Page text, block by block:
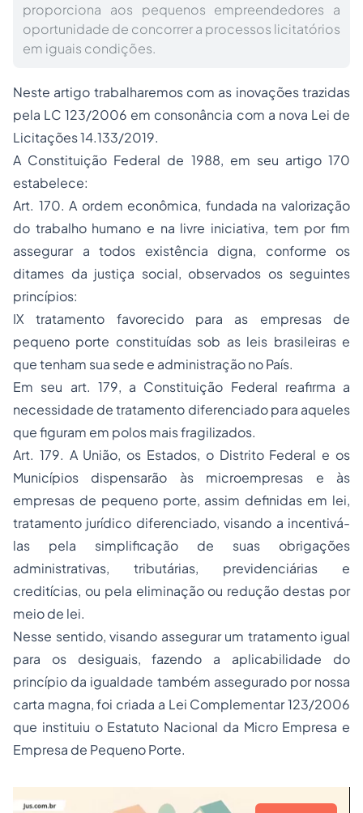
proporciona aos pequenos empreendedores a
oportunidade de concorrer a processos licitatórios
em iguais condições.
Neste artigo trabalharemos com as inovações trazidas
pela LC 123/2006 em consonância com a nova Lei de
Licitações 14.133/2019.
A Constituição Federal de 1988, em seu artigo 170
estabelece:
Art. 170. A ordem econômica, fundada na valorização
do trabalho humano e na livre iniciativa, tem por fim
assegurar a todos existência digna, conforme os
ditames da justiça social, observados os seguintes
princípios:
IX tratamento favorecido para as empresas de
pequeno porte constituídas sob as leis brasileiras e
que tenham sua sede e administração no País.
Em seu art. 179, a Constituição Federal reafirma a
necessidade de tratamento diferenciado para aqueles
que figuram em polos mais fragilizados.
Art. 179. A União, os Estados, o Distrito Federal e os
Municípios dispensarão às microempresas e às
empresas de pequeno porte, assim definidas em lei,
tratamento jurídico diferenciado, visando a incentivá-
las pela simplificação de suas obrigações
administrativas, tributárias, previdenciárias e
creditícias, ou pela eliminação ou redução destas por
meio de lei.
Nesse sentido, visando assegurar um tratamento igual
para os desiguais, fazendo a aplicabilidade do
princípio da igualdade também assegurado por nossa
carta magna, foi criada a Lei Complementar 123/2006
que instituiu o Estatuto Nacional da Micro Empresa e
Empresa de Pequeno Porte.